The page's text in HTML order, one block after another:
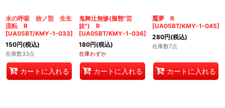
水の呼吸 拾ノ型 生生
流転 R
[UA05BT/KMY-1-033]
150円(税込)
在庫数33点
カートに入れる
鬼舞辻無惨(擬態"芸
妓") R
[UA05BT/KMY-1-036]
180円(税込)
在庫わずか
カートに入れる
魘夢 R
[UA05BT/KMY-1-045]
280円(税込)
在庫数7点
カートに入れる